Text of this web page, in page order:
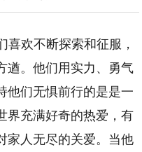
欢不断探索和征服，
遒。他们用实力、勇气
他们无惧前行的是是一
界充满好奇的热爱，有
家人无尽的关爱。当他